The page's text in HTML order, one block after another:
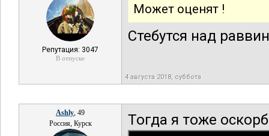
Репутация: 3047
В отпуске
Может оценят !
Стебутся над
4 августа 2018, суббота
Ashly, 49
Россия, Курск
Тогда я тоже